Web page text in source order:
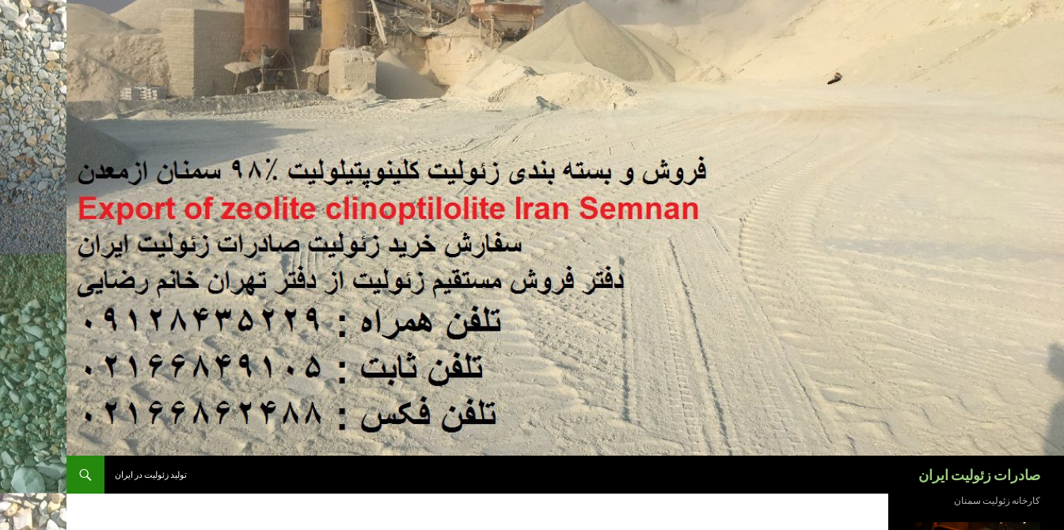
رفتن
صادرات زئولیت ایران تولید زئولیت در ایران
کارخانه زئولیت سمنان